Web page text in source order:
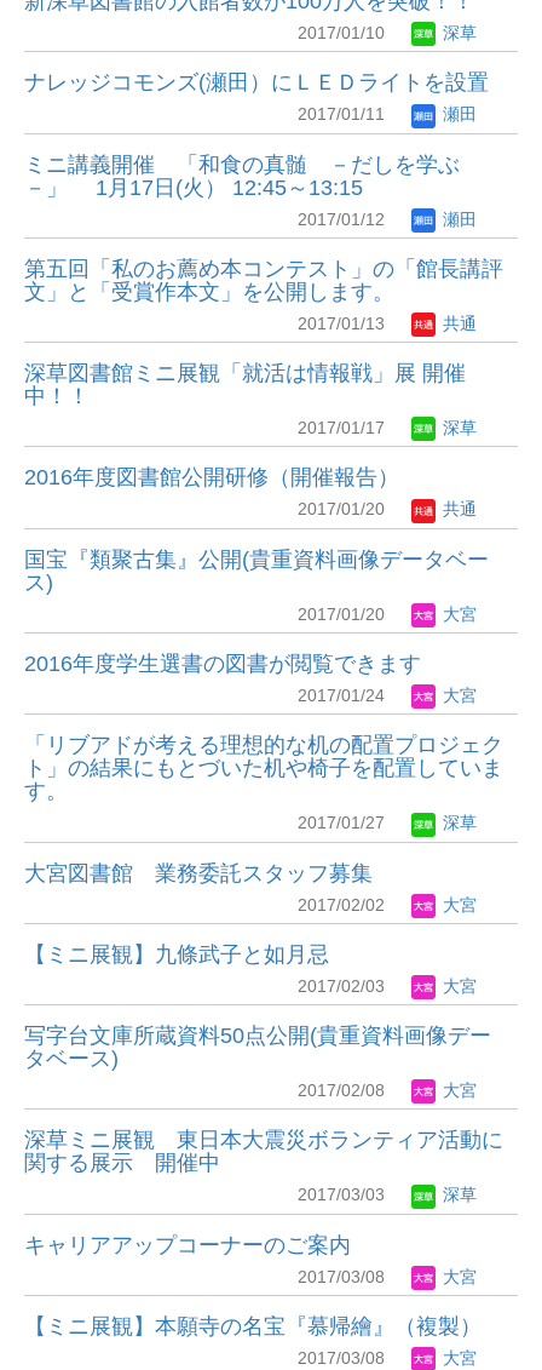
2017/01/10 深草
ナレッジコモンズ(瀬田）にＬＥＤライトを設置
2017/01/11 瀬田
ミニ講義開催 「和食の真髄 －だしを学ぶ
－」 1月17日(火） 12:45～13:15
2017/01/12 瀬田
第五回「私のお薦め本コンテスト」の「館長講評
文」と「受賞作本文」を公開します。
2017/01/13 共通
深草図書館ミニ展観「就活は情報戦」展 開催
中！！
2017/01/17 深草
2016年度図書館公開研修（開催報告）
2017/01/20 共通
国宝『類聚古集』公開(貴重資料画像データベー
ス)
2017/01/20 大宮
2016年度学生選書の図書が閲覧できます
2017/01/24 大宮
「リブアドが考える理想的な机の配置プロジェク
ト」の結果にもとづいた机や椅子を配置していま
す。
2017/01/27 深草
大宮図書館 業務委託スタッフ募集
2017/02/02 大宮
【ミニ展観】九條武子と如月忌
2017/02/03 大宮
写字台文庫所蔵資料50点公開(貴重資料画像デー
タベース)
2017/02/08 大宮
深草ミニ展観 東日本大震災ボランティア活動に
関する展示 開催中
2017/03/03 深草
キャリアアップコーナーのご案内
2017/03/08 大宮
【ミニ展観】本願寺の名宝『慕帰繪』（複製）
2017/03/08 大宮